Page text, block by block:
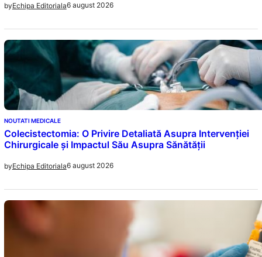
byEchipa Editoriala6 august 2026
NOUTATI MEDICALE
Colecistectomia: O Privire Detaliată Asupra Intervenției
Chirurgicale și Impactul Său Asupra Sănătății
byEchipa Editoriala6 august 2026